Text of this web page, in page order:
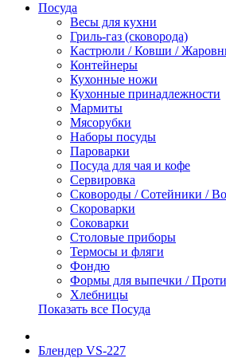
Посуда
Весы для кухни
Гриль-газ (сковорода)
Кастрюли / Ковши /
Контейнеры
Кухонные ножи
Кухонные принадлежности
Мармиты
Мясорубки
Наборы посуды
Пароварки
Посуда для чая и кофе
Сервировка
Сковороды / Сотейники /
Скороварки
Соковарки
Столовые приборы
Термосы и фляги
Фондю
Формы для выпечки /
Хлебницы
Показать все Посуда
Блендер VS-227